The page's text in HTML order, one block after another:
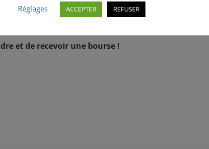
avant le 15 juin !
et de recevoir une bourse !
Réglages
ACCEPTER REFUSER